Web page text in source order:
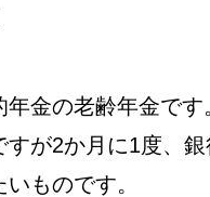
金の老齢年金です
が2か月に1度、
ものです。